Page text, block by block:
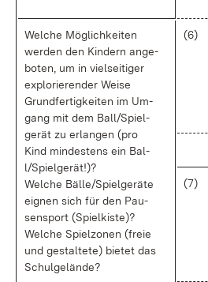
Wel­che Mög­lich­kei­ten
wer­den den Kin­dern an­ge­
bo­ten, um in viel­sei­ti­ger
ex­plo­rie­ren­der Wei­se
Grund­fer­tig­kei­ten im Um­
gang mit dem Bal­l/Spiel­
ge­rät zu er­lan­gen (pro
Kind min­des­tens ein Bal­
l/Spiel­ge­rät!)?
Wel­che Bäl­le/Spiel­ge­rä­te
eig­nen sich für den Pau­
sen­sport (Spiel­kis­te)?
Wel­che Spiel­zo­nen (freie
und ge­stal­te­te) bie­tet das
Schul­ge­län­de?
(6)
(7)